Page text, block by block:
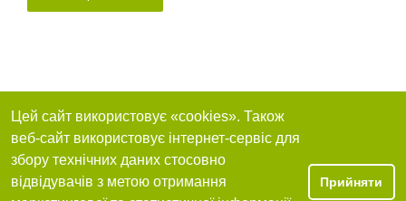
Цей сайт використовує «cookies». Також
веб-сайт використовує інтернет-сервіс для
збору технічних даних стосовно
відвідувачів з метою отримання
Прийняти